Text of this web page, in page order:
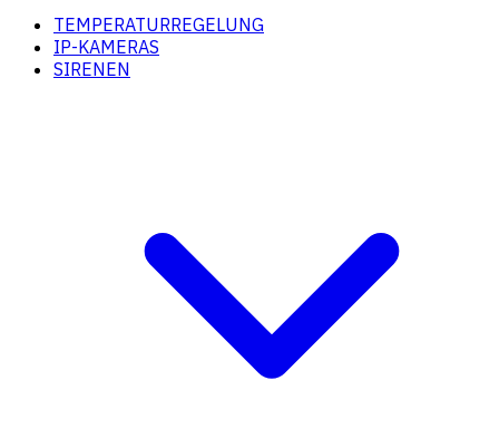
TEMPERATURREGELUNG
IP-KAMERAS
SIRENEN